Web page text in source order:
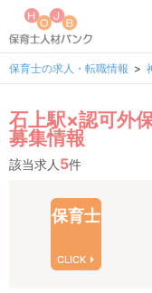
保育士の求人・転職情報
石上駅×認可外
募集情報
該当求人 5件
保育士
CLICK